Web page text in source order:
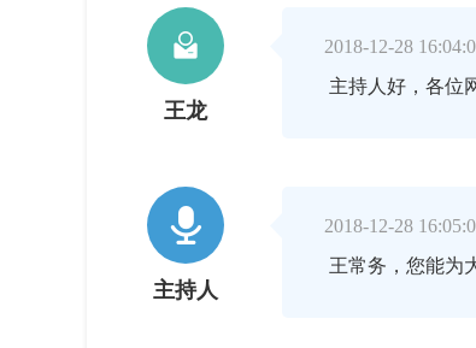

王龙
2018-12-28
主持人好，各位

主持人
2018-12-28
王常务，您能为